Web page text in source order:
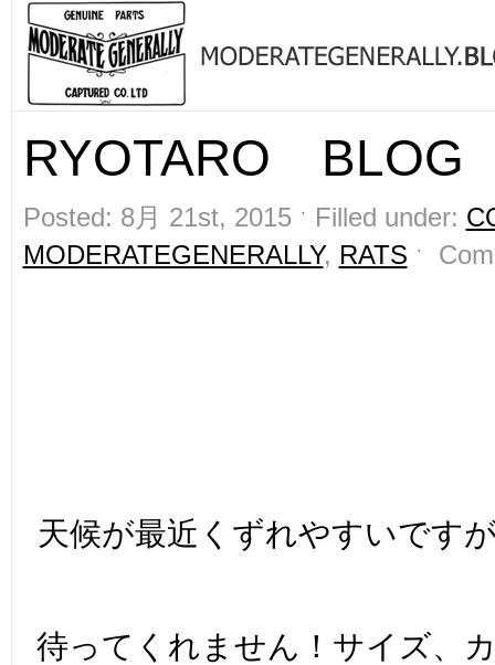
RYOTARO BLOG
Posted: 8月 21st, 2015 ˑ Filled under:
MODERATEGENERALLY, RATS ˑ
天候が最近くずれやすいです
待ってくれません！サイズ、